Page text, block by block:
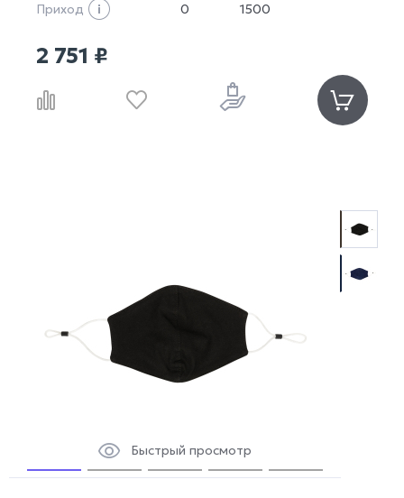
Приход
0 1500
2 751 ₽
Быстрый просмотр